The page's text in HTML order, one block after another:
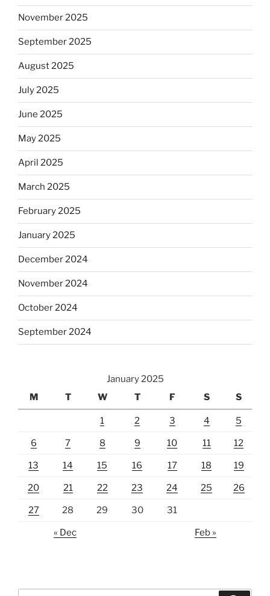
November 2025
September 2025
August 2025
July 2025
June 2025
May 2025
April 2025
March 2025
February 2025
January 2025
December 2024
November 2024
October 2024
September 2024
January 2025
M
T W T F S S
1 2 3 4 5
6 7 8 9 10 11 12
13 14 15 16 17 18 19
20 21 22 23 24 25 26
27 28 29 30 31
« Dec Feb »